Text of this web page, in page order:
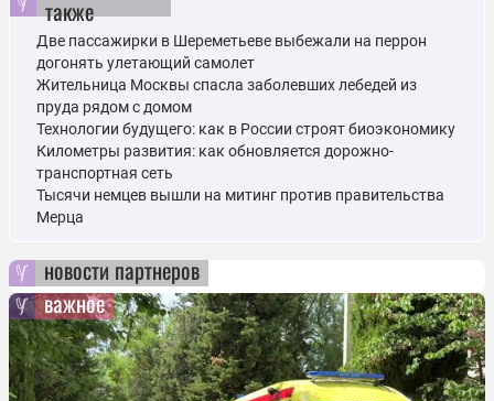
также
Две пассажирки в Шереметьеве выбежали на перрон
догонять улетающий самолет
Жительница Москвы спасла заболевших лебедей из
пруда рядом с домом
Технологии будущего: как в России строят биоэкономику
Километры развития: как обновляется дорожно-
транспортная сеть
Тысячи немцев вышли на митинг против правительства
Мерца
новости партнеров
важное